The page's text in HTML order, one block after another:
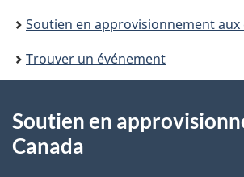
Soutien en approvisionnement
Trouver un événement
propos
Soutien en
Canada